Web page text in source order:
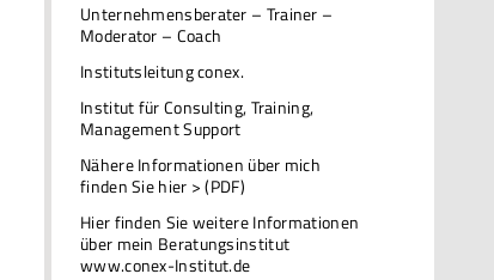
Unternehmensberater – Trainer –
Moderator – Coach
Institutsleitung conex.
Institut für Consulting, Training,
Management Support
Nähere Informationen über mich
finden Sie hier > (PDF)
Hier finden Sie weitere Informationen
über mein Beratungsinstitut
www.conex-Institut.de